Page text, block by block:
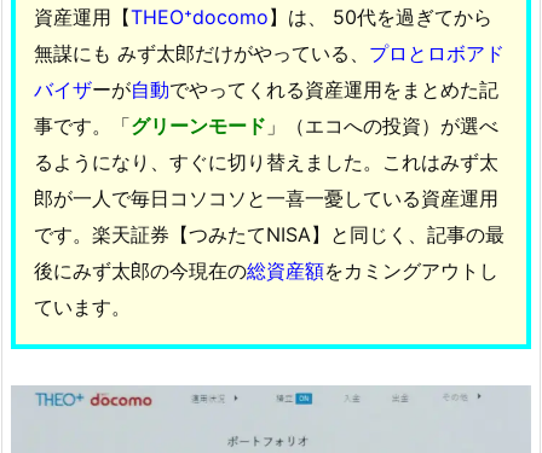
資産運用【THEO⁺docomo】は、 50代を過ぎてから
無謀にも みず太郎だけがやっている、 プロとロボアド
バイザーが自動でやってくれる資産運用をまとめた記
事です。「グリーンモード 」（エコへの投資）が選べ
るようになり、すぐに切り替えました。これはみず太
郎が一人で毎日コソコソと一喜一憂している資産運用
です。楽天証券【つみたてNISA】と同じく、記事の最
後にみず太郎の今現在の総資産額をカミングアウトし
ています。